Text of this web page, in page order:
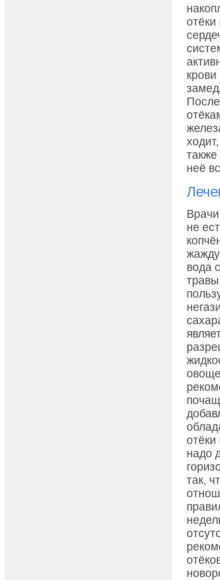
неё
не
вода
надо
так,